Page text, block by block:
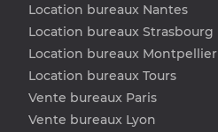
Location bureaux Nantes
Location bureaux Strasbourg
Location bureaux Montpellier
Location bureaux Tours
Vente bureaux Paris
Vente bureaux Lyon